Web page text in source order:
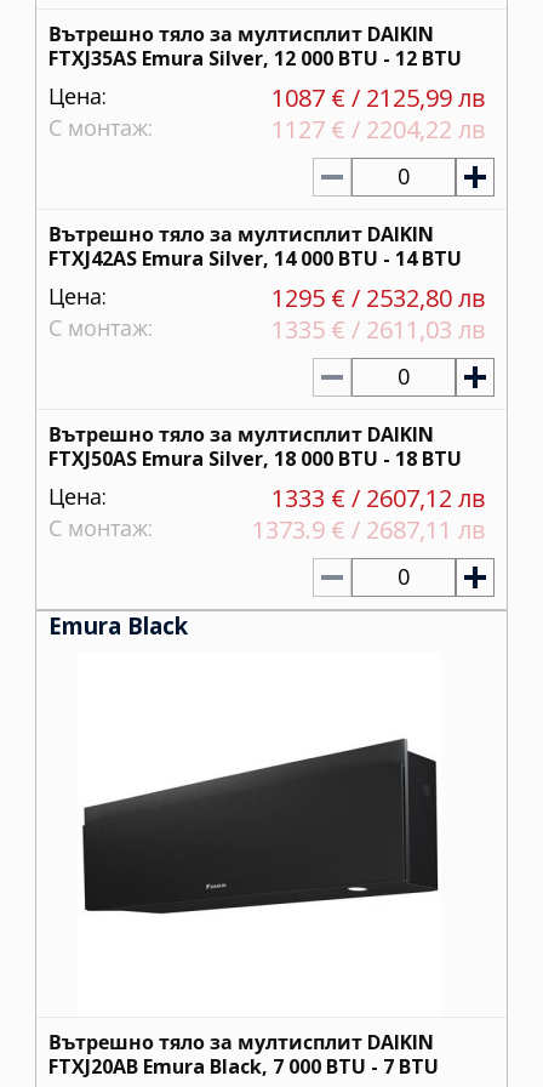
Вътрешно тяло за мултисплит DAIKIN
FTXJ35AS Emura Silver, 12 000 BTU - 12 BTU
Цена: 1087 € / 2125,99 лв
С монтаж: 1127 € / 2204,22 лв
0
Вътрешно тяло за мултисплит DAIKIN
FTXJ42AS Emura Silver, 14 000 BTU - 14 BTU
Цена: 1295 € / 2532,80 лв
С монтаж: 1335 € / 2611,03 лв
0
Вътрешно тяло за мултисплит DAIKIN
FTXJ50AS Emura Silver, 18 000 BTU - 18 BTU
Цена: 1333 € / 2607,12 лв
С монтаж: 1373.9 € / 2687,11 лв
0
Emura Black
Вътрешно тяло за мултисплит DAIKIN
FTXJ20AB Emura Black, 7 000 BTU - 7 BTU